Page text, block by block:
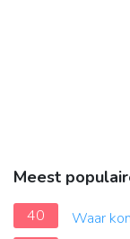
Meest
40
Waar